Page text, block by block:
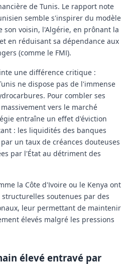
de Tunis. Le rapport note
semble s'inspirer du modèle
son voisin, l'Algérie, en prônant la
en réduisant sa dépendance aux
(comme le FMI).
une différence critique :
ne dispose pas de l'immense
Pour combler ses
vers le marché
entraîne un effet d'éviction
: les liquidités des banques
un taux de créances douteuses
par l'État au détriment des
la Côte d'Ivoire ou le Kenya ont
soutenues par des
leur permettant de maintenir
élevés malgré les pressions
élevé entravé par